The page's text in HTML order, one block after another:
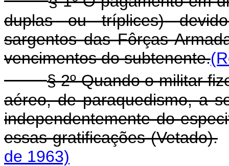
duplas ou tríplices)
sargentos das Fôrças
vencimentos do subtenente.
§ 2º Quando o militar
aéreo, de paraquedismo, a
independentemente do
essas gratificações (Vetado).
de 1963)